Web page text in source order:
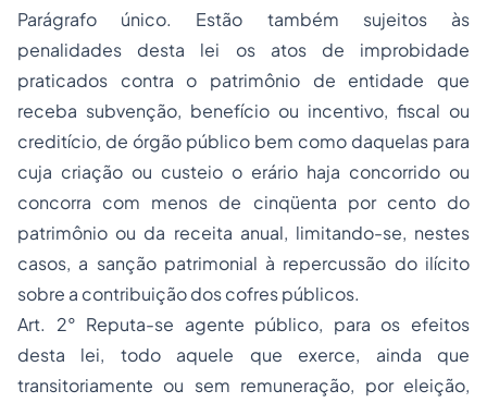
Parágrafo único. Estão também sujeitos às
penalidades desta lei os atos de improbidade
praticados contra o patrimônio de entidade que
receba subvenção, benefício ou incentivo, fiscal ou
creditício, de órgão público bem como daquelas para
cuja criação ou custeio o erário haja concorrido ou
concorra com menos de cinqüenta por cento do
patrimônio ou da receita anual, limitando-se, nestes
casos, a sanção patrimonial à repercussão do ilícito
sobre a contribuição dos cofres públicos.
Art. 2° Reputa-se agente público, para os efeitos
desta lei, todo aquele que exerce, ainda que
transitoriamente ou sem remuneração, por eleição,